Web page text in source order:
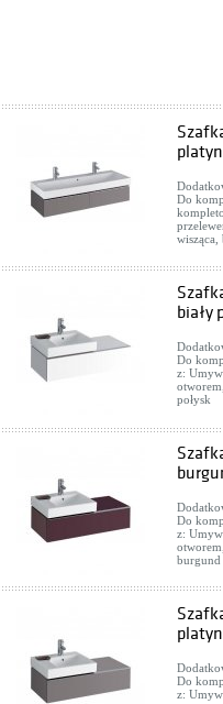
Cersanit IBIZA S504-009
Szafki podumywalkowe
WIĘCEJ
Do
biały
Do
z:
połysk
Do
z:
burgund
Do
z: